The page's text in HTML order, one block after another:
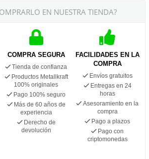
EN NUESTRA TIENDA?
COMPRA SEGURA
Tienda de confianza
Productos Metallkraft
100% originales
Pago 100% seguro
Más de 60 años de
experiencia
Derecho de
devolución
FACILIDADES EN LA
COMPRA
Envíos gratuitos
Entregas en 24
horas
Asesoramiento en la
compra
Pago a plazos
Pago con
criptomonedas